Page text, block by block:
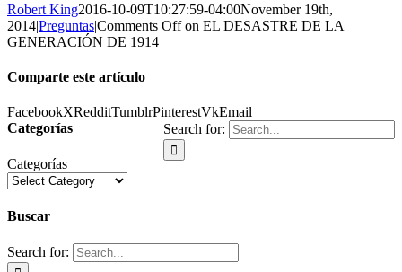
Robert King2016-10-09T10:27:59-04:00November 19th,
2014|Preguntas|Comments Offon EL DESASTRE DE LA
GENERACIÓN DE 1914
Comparte este artículo
FacebookXRedditTumblrPinterestVkEmail
Search for:
Categorías
Categorías
Buscar
Search for: